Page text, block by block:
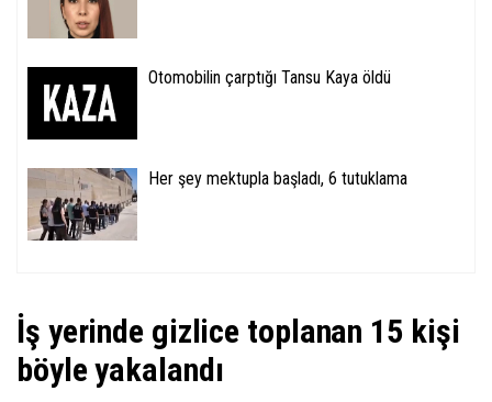
Otomobilin çarptığı Tansu Kaya öldü
Her şey mektupla başladı, 6 tutuklama
İş yerinde gizlice toplanan 15 kişi
böyle yakalandı